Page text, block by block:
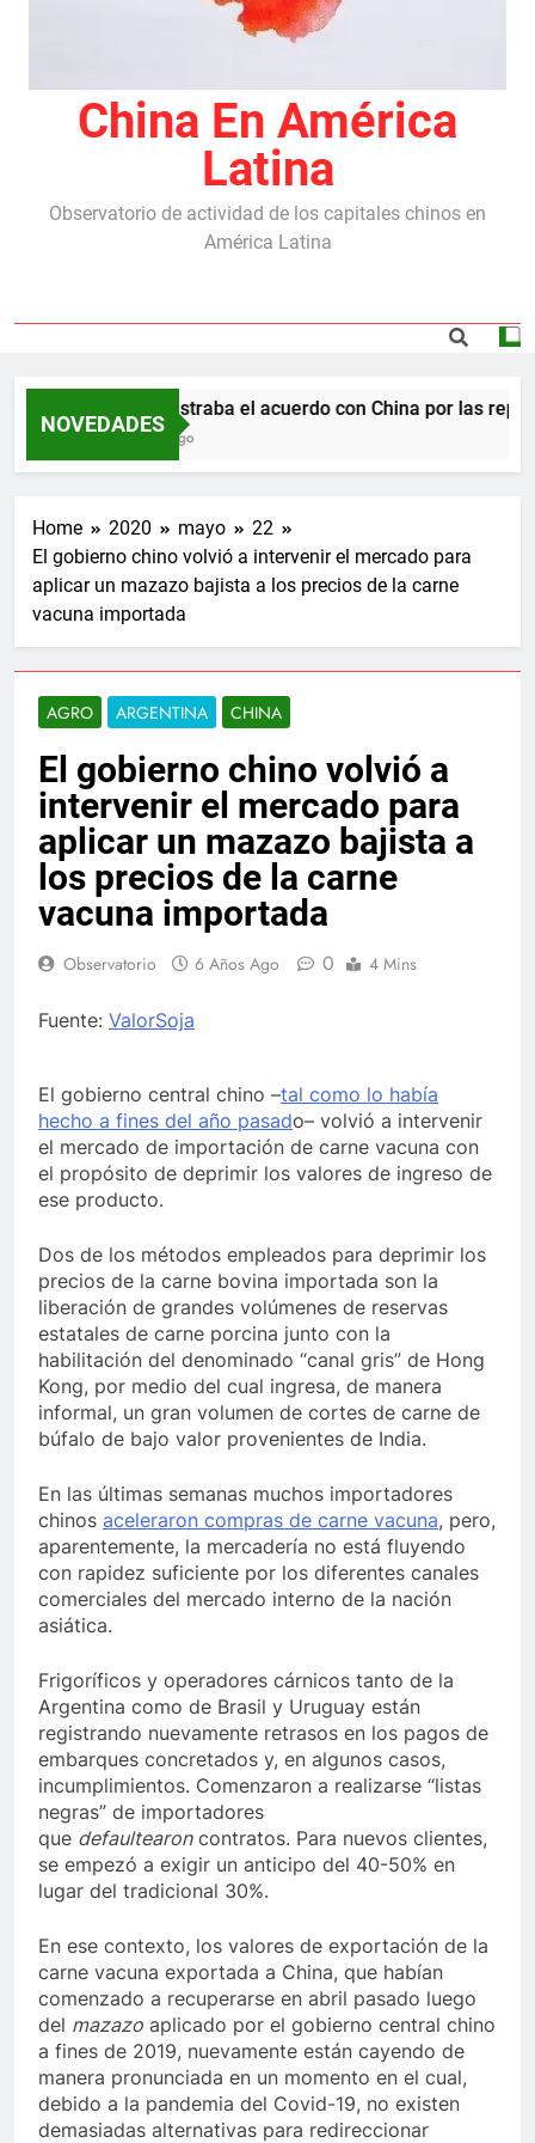
China En América
Latina
Observatorio de actividad de los capitales chinos en
América Latina
NOVEDADES
Milei destraba el acuerdo con China por las
5 Meses Ago
Home 2020 mayo
22
El gobierno chino volvió a intervenir el mercado para
aplicar un mazazo bajista a los precios de la carne
vacuna importada
AGRO ARGENTINA CHINA
El gobierno chino volvió a
intervenir el mercado para
aplicar un mazazo bajista a
los precios de la carne
vacuna importada
Observatorio 6 Años Ago 0 4 Mins
Fuente: ValorSoja
El gobierno central chino –tal como lo había
hecho a fines del año pasado– volvió a intervenir
el mercado de importación de carne vacuna con
el propósito de deprimir los valores de ingreso de
ese producto.
Dos de los métodos empleados para deprimir los
precios de la carne bovina importada son la
liberación de grandes volúmenes de reservas
estatales de carne porcina junto con la
habilitación del denominado “canal gris” de Hong
Kong, por medio del cual ingresa, de manera
informal, un gran volumen de cortes de carne de
búfalo de bajo valor provenientes de India.
En las últimas semanas muchos importadores
chinos aceleraron compras de carne vacuna, pero,
aparentemente, la mercadería no está fluyendo
con rapidez suficiente por los diferentes canales
comerciales del mercado interno de la nación
asiática.
Frigoríficos y operadores cárnicos tanto de la
Argentina como de Brasil y Uruguay están
registrando nuevamente retrasos en los pagos de
embarques concretados y, en algunos casos,
incumplimientos. Comenzaron a realizarse “listas
negras” de importadores
que defaultearoncontratos. Para nuevos clientes,
se empezó a exigir un anticipo del 40-50% en
lugar del tradicional 30%.
En ese contexto, los valores de exportación de la
carne vacuna exportada a China, que habían
comenzado a recuperarse en abril pasado luego
del mazazo aplicado por el gobierno central chino
a fines de 2019, nuevamente están cayendo de
manera pronunciada en un momento en el cual,
debido a la pandemia del Covid-19, no existen
demasiadas alternativas para redireccionar